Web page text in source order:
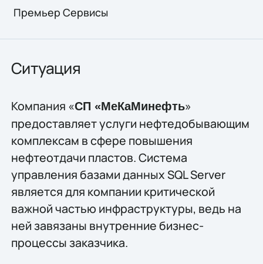
Премьер Сервисы
Ситуация
Компания «СП «МеКаМинефть»
предоставляет услуги нефтедобывающим
комплексам в сфере повышения
нефтеотдачи пластов. Система
управления базами данных SQL Server
является для компании критической
важной частью инфраструктуры, ведь на
ней завязаны внутренние бизнес-
процессы заказчика.